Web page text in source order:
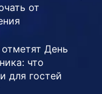
от
День
что
для гостей